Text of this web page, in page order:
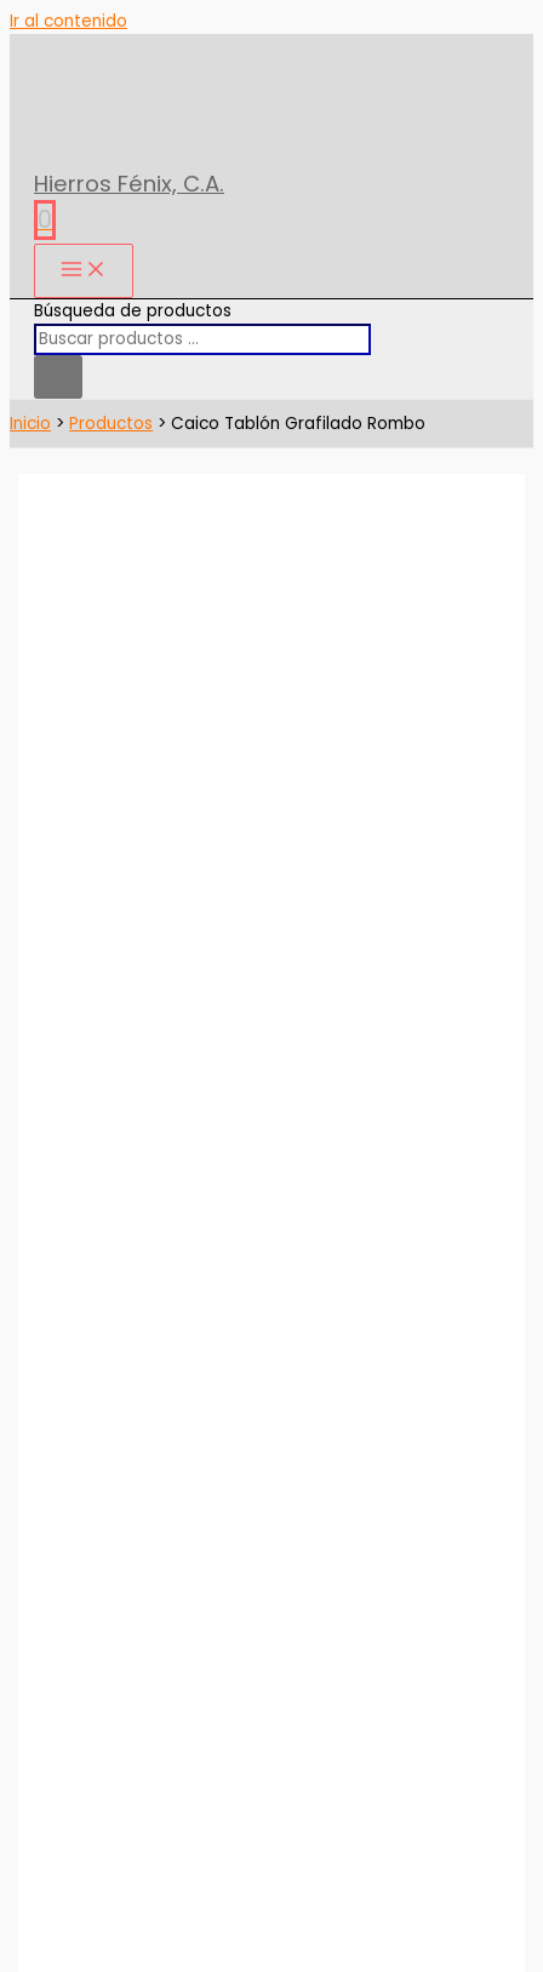
Ir al contenido
Hierros Fénix, C.A.
0
Búsqueda de productos
Inicio Productos Caico Tablón Grafilado Rombo